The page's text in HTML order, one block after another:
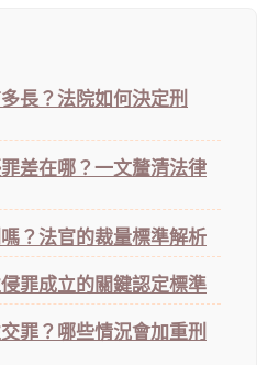
長？法院如何決定刑
差在哪？一文釐清法律
？法官的裁量標準解析
罪成立的關鍵認定標準
罪？哪些情況會加重刑